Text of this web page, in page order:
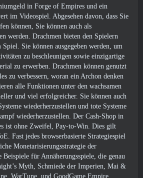
in Forge of Empires und ein
im Videospiel. Abgesehen davon, dass Sie
können, Sie können auch als
werden. Drachmen bieten den Spielern
Sie können ausgegeben werden, um
zu beschleunigen sowie einzigartige
zu erwerben. Drachmen können genutzt
zu verbessern, woran ein Archon denken
alle Funktionen unter den wachsamen
und viel erfolgreicher. Sie können auch
wiederherzustellen und tote Systeme
wiederherzustellen. Der Cash-Shop in
ist ohne Zweifel, Pay-to-Win. Dies gilt
Fast jedes browserbasierte Strategiespiel
Monetarisierungsstrategie der
für Annäherungsspiele, die genau
Myth, Schmiede der Imperien, Mai &
WarTune, und GoodGame Empire.